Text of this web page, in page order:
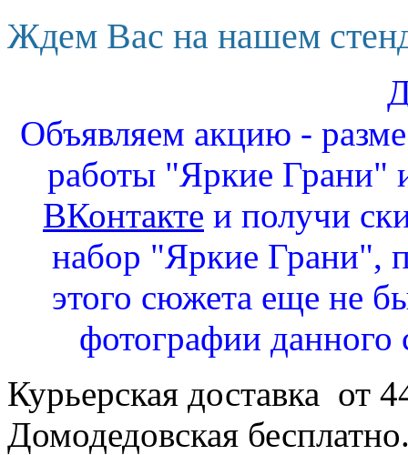
Ждем Вас на нашем
Объявляем акцию -
работы "Яркие Грани"
ВКонтакте и получи
набор "Яркие Грани",
этого сюжета еще не
фотографии
Курьерская доставка от
Домодедовская